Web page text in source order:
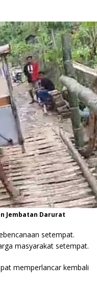
Jembatan Darurat
setempat.
masyarakat setempat.
memperlancar kembali